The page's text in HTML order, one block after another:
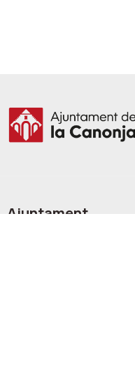
Ajuntament